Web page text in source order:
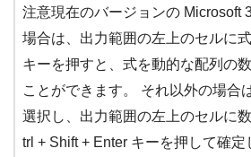
注意現在のバージョンの Microsoft
場合は、出力範囲の左上のセルに
キーを押すと、式を動的な配列の
ことができます。 それ以外の場合
選択し、出力範囲の左上のセルに
trl + Shift + Enter キーを押して確定